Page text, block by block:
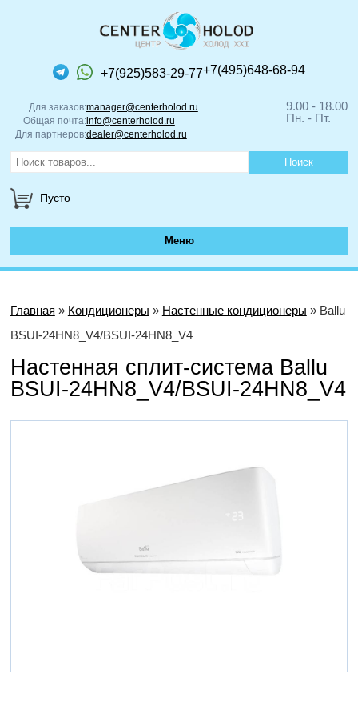
+7(925)583-29-77+7(495)648-68-94
Для заказов:manager@centerholod.ru
Общая почта:info@centerholod.ru
Для партнеров:dealer@centerholod.ru
9.00 - 18.00
Пн. - Пт.
Пусто
Меню
Главная » Кондиционеры » Настенные кондиционеры » Ballu
BSUI-24HN8_V4/BSUI-24HN8_V4
Настенная сплит-система Ballu
BSUI-24HN8_V4/BSUI-24HN8_V4